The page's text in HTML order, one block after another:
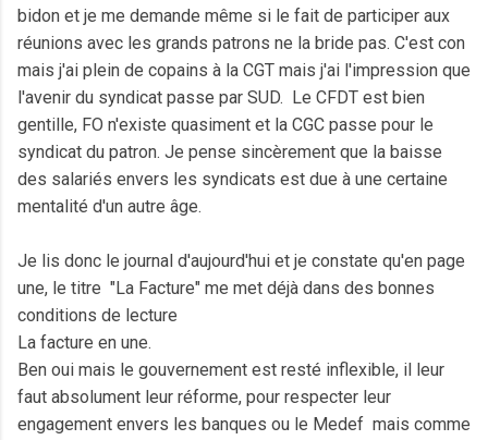
bidon et je me demande même si le fait de participer aux
réunions avec les grands patrons ne la bride pas. C'est con
mais j'ai plein de copains à la CGT mais j'ai l'impression que
l'avenir du syndicat passe par SUD. Le CFDT est bien
gentille, FO n'existe quasiment et la CGC passe pour le
syndicat du patron. Je pense sincèrement que la baisse
des salariés envers les syndicats est due à une certaine
mentalité d'un autre âge.
Je lis donc le journal d'aujourd'hui et je constate qu'en page
une, le titre "La Facture" me met déjà dans des bonnes
conditions de lecture
La facture en une.
Ben oui mais le gouvernement est resté inflexible, il leur
faut absolument leur réforme, pour respecter leur
engagement envers les banques ou le Medef mais comme